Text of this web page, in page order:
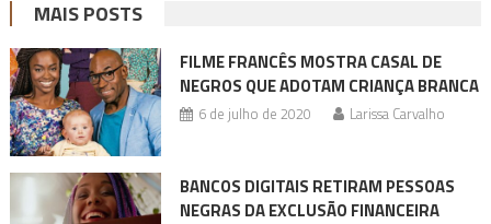
MAIS POSTS
FILME FRANCÊS MOSTRA CASAL DE
NEGROS QUE ADOTAM CRIANÇA BRANCA
6 de julho de 2020 Larissa Carvalho
BANCOS DIGITAIS RETIRAM PESSOAS
NEGRAS DA EXCLUSÃO FINANCEIRA